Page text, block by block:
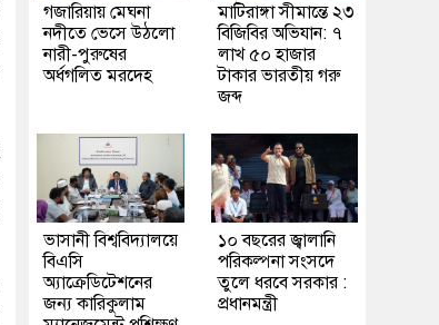
গজারিয়ায় মেঘনা
নদীতে ভেসে উঠলো
নারী-পুরুষের
অর্ধগলিত মরদেহ
মাটিরাঙ্গা সীমান্তে ২৩
বিজিবির অভিযান: ৭
লাখ ৫০ হাজার
টাকার ভারতীয় গরু
জব্দ
ভাসানী বিশ্ববিদ্যালয়ে
বিএসি
অ্যাক্রেডিটেশনের
জন্য কারিকুলাম
১০ বছরের জ্বালানি
পরিকল্পনা সংসদে
তুলে ধরবে সরকার :
প্রধানমন্ত্রী